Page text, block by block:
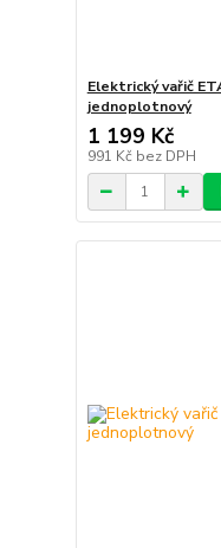
Elektrický vařič
jednoplotnový
1 199 Kč
991 Kč bez DPH